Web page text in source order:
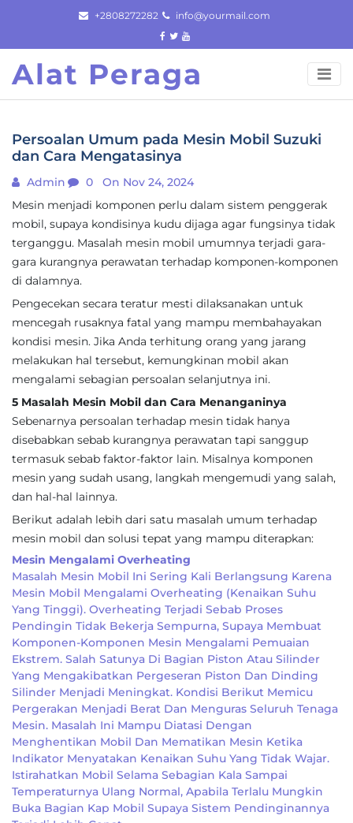
content
+2808272282 info@yourmail.com
Alat Peraga
Persoalan Umum pada Mesin Mobil Suzuki
dan Cara Mengatasinya
Admin 0
On Nov 24, 2024
Mesin menjadi komponen perlu dalam sistem penggerak
mobil, supaya kondisinya kudu dijaga agar fungsinya tidak
terganggu. Masalah mesin mobil umumnya terjadi gara-
gara kurangnya perawatan terhadap komponen-komponen
di dalamnya.
Pengecekan secara teratur mesti dilaksanakan untuk
mencegah rusaknya fatal yang mampu membahayakan
kondisi mesin. Jika Anda terhitung orang yang jarang
melakukan hal tersebut, kemungkinan mobil akan
mengalami sebagian persoalan selanjutnya ini.
5 Masalah Mesin Mobil dan Cara Menanganinya
Sebenarnya persoalan terhadap mesin tidak hanya
disebabkan sebab kurangnya perawatan tapi sanggup
termasuk sebab faktor-faktor lain. Misalnya komponen
mesin yang sudah usang, langkah mengemudi yang salah,
dan hal-hal lainnya.
Berikut adalah lebih dari satu masalah umum terhadap
mesin mobil dan solusi tepat yang mampu diterapkan:
Mesin Mengalami Overheating
Masalah Mesin Mobil Ini Sering Kali Berlangsung Karena
Mesin Mobil Mengalami Overheating (kenaikan Suhu
Yang Tinggi). Overheating Terjadi Sebab Proses
Pendingin Tidak Bekerja Sempurna, Supaya Membuat
Komponen-Komponen Mesin Mengalami Pemuaian
Ekstrem. Salah Satunya Di Bagian Piston Atau Silinder
Yang Mengakibatkan Pergeseran Piston Dan Dinding
Silinder Menjadi Meningkat. Kondisi Berikut Memicu
Pergerakan Menjadi Berat Dan Menguras Seluruh Tenaga
Mesin. Masalah Ini Mampu Diatasi Dengan
Menghentikan Mobil Dan Mematikan Mesin Ketika
Indikator Menyatakan Kenaikan Suhu Yang Tidak Wajar.
Istirahatkan Mobil Selama Sebagian Kala Sampai
Temperaturnya Ulang Normal, Apabila Terlalu Mungkin
Buka Bagian Kap Mobil Supaya Sistem Pendinginannya